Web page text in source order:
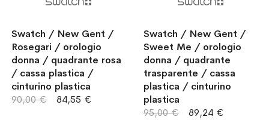
Swatch / New Gent /
Rosegari / orologio
donna / quadrante rosa
/ cassa plastica /
cinturino plastica
84,55 €
90,00 €
Swatch / New Gent /
Sweet Me / orologio
donna / quadrante
trasparente / cassa
plastica / cinturino
plastica
89,24 €
95,00 €